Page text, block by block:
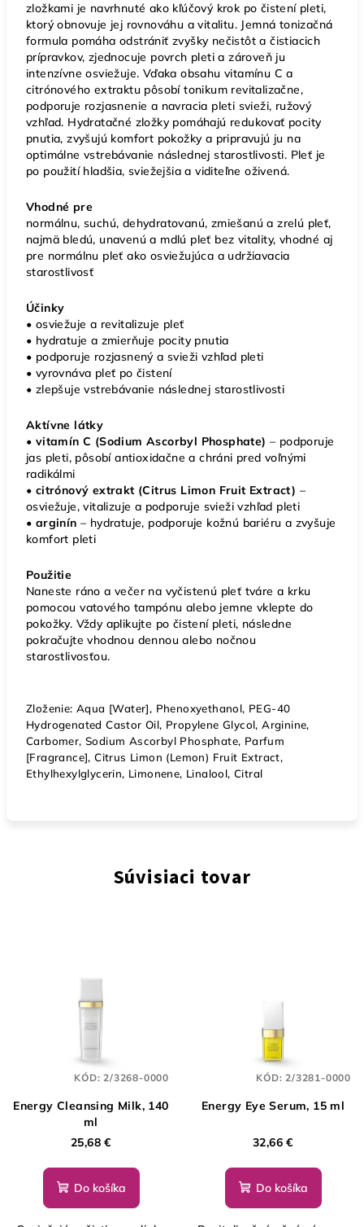
zložkami je navrhnuté ako kľúčový krok po čistení pleti,
ktorý obnovuje jej rovnováhu a vitalitu. Jemná tonizačná
formula pomáha odstrániť zvyšky nečistôt a čistiacich
prípravkov, zjednocuje povrch pleti a zároveň ju
intenzívne osviežuje. Vďaka obsahu vitamínu C a
citrónového extraktu pôsobí tonikum revitalizačne,
podporuje rozjasnenie a navracia pleti svieži, ružový
vzhľad. Hydratačné zložky pomáhajú redukovať pocity
pnutia, zvyšujú komfort pokožky a pripravujú ju na
optimálne vstrebávanie následnej starostlivosti. Pleť je
po použití hladšia, sviežejšia a viditeľne oživená.
Vhodné pre
normálnu, suchú, dehydratovanú, zmiešanú a zrelú pleť,
najmä bledú, unavenú a mdlú pleť bez vitality, vhodné aj
pre normálnu pleť ako osviežujúca a udržiavacia
starostlivosť
Účinky
• osviežuje a revitalizuje pleť
• hydratuje a zmierňuje pocity pnutia
• podporuje rozjasnený a svieži vzhľad pleti
• vyrovnáva pleť po čistení
• zlepšuje vstrebávanie následnej starostlivosti
Aktívne látky
• vitamín C (Sodium Ascorbyl Phosphate) – podporuje
jas pleti, pôsobí antioxidačne a chráni pred voľnými
radikálmi
• citrónový extrakt (Citrus Limon Fruit Extract) –
osviežuje, vitalizuje a podporuje svieži vzhľad pleti
• arginín – hydratuje, podporuje kožnú bariéru a zvyšuje
komfort pleti
Použitie
Naneste ráno a večer na vyčistenú pleť tváre a krku
pomocou vatového tampónu alebo jemne vklepte do
pokožky. Vždy aplikujte po čistení pleti, následne
pokračujte vhodnou dennou alebo nočnou
starostlivosťou.
Zloženie: Aqua [Water], Phenoxyethanol, PEG-40
Hydrogenated Castor Oil, Propylene Glycol, Arginine,
Carbomer, Sodium Ascorbyl Phosphate, Parfum
[Fragrance], Citrus Limon (Lemon) Fruit Extract,
Ethylhexylglycerin, Limonene, Linalool, Citral
Súvisiaci tovar
Energy Cleansing Milk, 140
ml
25,68 €
Do košíka
KÓD:2/3268-0000
Energy Eye Serum, 15 ml
32,66 €
Do košíka
KÓD:2/3281-0000